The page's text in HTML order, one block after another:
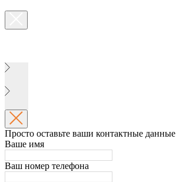
Просто оставьте ваши контактные данные
Ваше имя
Ваш номер телефона